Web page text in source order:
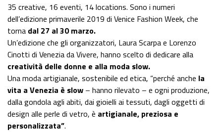
35 creative, 16 eventi, 14 locations. Sono i numeri
dell’edizione primaverile 2019 di Venice Fashion Week, che
torna dal 27 al 30 marzo.
Un’edizione che gli organizzatori, Laura Scarpa e Lorenzo
Cinotti di Venezia da Vivere, hanno scelto di dedicare alla
creatività delle donne e alla moda slow.
Una moda artigianale, sostenibile ed etica, “perché anche la
vita a Venezia è slow – hanno rilevato – e ogni produzione,
dalla gondola agli abiti, dai gioielli ai tessuti, dagli oggetti di
design alle perle di vetro, è artigianale, preziosa e
personalizzata”.